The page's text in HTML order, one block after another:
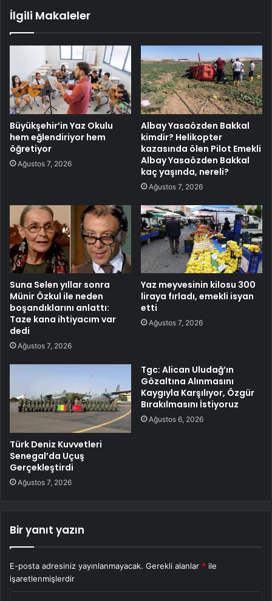
İlgili Makaleler
Büyükşehir’in Yaz Okulu
hem eğlendiriyor hem
öğretiyor
Ağustos 7, 2026
Albay Yasaözden Bakkal
kimdir? Helikopter
kazasında ölen Pilot Emekli
Albay Yasaözden Bakkal
kaç yaşında, nereli?
Ağustos 7, 2026
Suna Selen yıllar sonra
Münir Özkul ile neden
boşandıklarını anlattı:
Taze kana ihtiyacım var
dedi
Ağustos 7, 2026
Yaz meyvesinin kilosu 300
liraya fırladı, emekli isyan
etti
Ağustos 7, 2026
Türk Deniz Kuvvetleri
Senegal’da Uçuş
Gerçekleştirdi
Ağustos 7, 2026
Tgc: Alican Uludağ’ın
Gözaltına Alınmasını
Kaygıyla Karşılıyor, Özgür
Bırakılmasını İstiyoruz
Ağustos 6, 2026
Bir yanıt yazın
E-posta adresiniz yayınlanmayacak. Gerekli alanlar * ile
işaretlenmişlerdir